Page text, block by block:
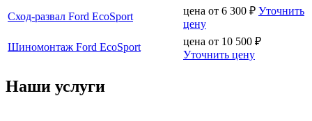
Сход-развал Ford EcoSport
цена от 6 300 ₽ Уточнить
цену
Шиномонтаж Ford EcoSport
цена от 10 500 ₽
Уточнить цену
Наши услуги